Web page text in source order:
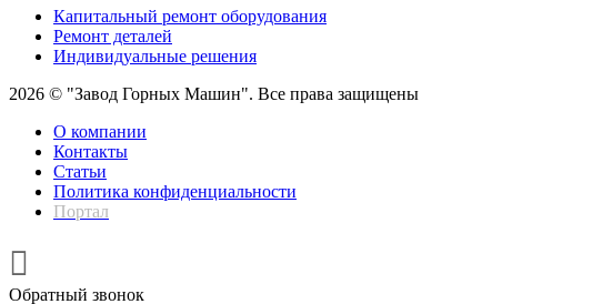
Капитальный ремонт оборудования
Ремонт деталей
Индивидуальные решения
2026 © "Завод Горных Машин". Все права защищены
О компании
Контакты
Статьи
Политика конфиденциальности
Портал
Обратный звонок